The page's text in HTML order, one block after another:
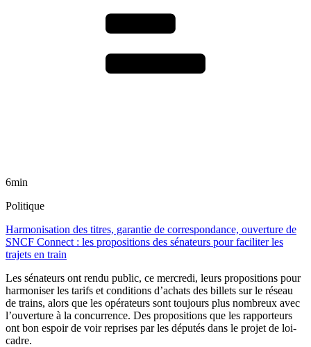
6min
Politique
Harmonisation des titres, garantie de correspondance, ouverture de
SNCF Connect : les propositions des sénateurs pour faciliter les
trajets en train
Les sénateurs ont rendu public, ce mercredi, leurs propositions pour
harmoniser les tarifs et conditions d’achats des billets sur le réseau
de trains, alors que les opérateurs sont toujours plus nombreux avec
l’ouverture à la concurrence. Des propositions que les rapporteurs
ont bon espoir de voir reprises par les députés dans le projet de loi-
cadre.